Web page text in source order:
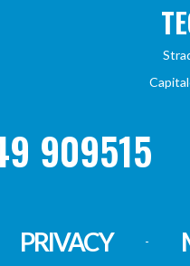
909515
PRIVACY